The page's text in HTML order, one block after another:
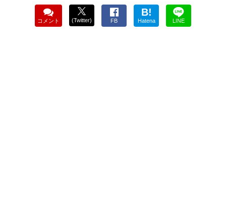
コメント (Twitter) FB
B!
Hatena LINE